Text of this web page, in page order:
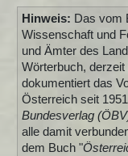
Hinweis: Das vom
Wissenschaft und
und Ämter des
Wörterbuch, derzeit
dokumentiert das
Österreich seit
Bundesverlag
alle damit
dem Buch "